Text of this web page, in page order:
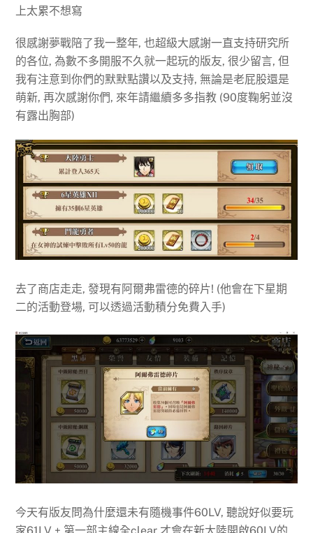
上太累不想寫
很感謝夢戰陪了我一整年, 也超級大感謝一直支持研究所
的各位, 為數不多開服不久就一起玩的版友, 很少留言, 但
我有注意到你們的默默點讚以及支持, 無論是老屁股還是
萌新, 再次感謝你們, 來年請繼續多多指教 (90度鞠躬並沒
有露出胸部)
去了商店走走, 發現有阿爾弗雷德的碎片! (他會在下星期
二的活動登場, 可以透過活動積分免費入手)
今天有版友問為什麼還未有隨機事件60LV, 聽說好似要玩
家61LV + 第一部主線全clear 才會在新大陸開啟60LV的